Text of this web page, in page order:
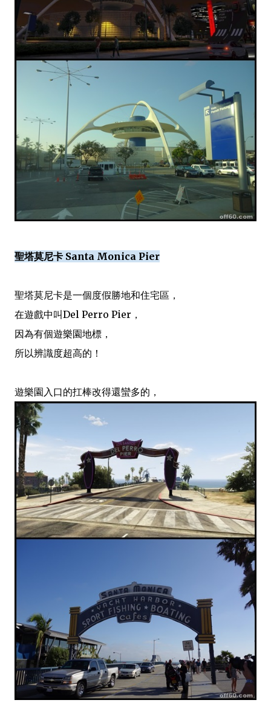
聖塔莫尼卡 Santa Monica Pier
聖塔莫尼卡是一個度假勝地和住宅區，
在遊戲中叫Del Perro Pier，
因為有個遊樂園地標，
所以辨識度超高的！
遊樂園入口的扛棒改得還蠻多的，